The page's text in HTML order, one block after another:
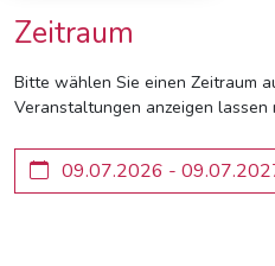
Zeitraum
Bitte wählen Sie einen Zeitraum
Veranstaltungen anzeigen lassen